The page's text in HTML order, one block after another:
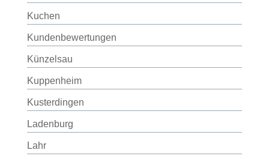
Kuchen
Kundenbewertungen
Künzelsau
Kuppenheim
Kusterdingen
Ladenburg
Lahr